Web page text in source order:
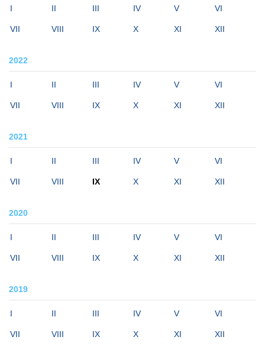
I II III IV V VI
VII VIII IX X XI XII
2022
I II III IV V VI
VII VIII IX X XI XII
2021
I II III IV V VI
VII VIII IX X XI XII
2020
I II III IV V VI
VII VIII IX X XI XII
2019
I II III IV V VI
VII VIII IX X XI XII